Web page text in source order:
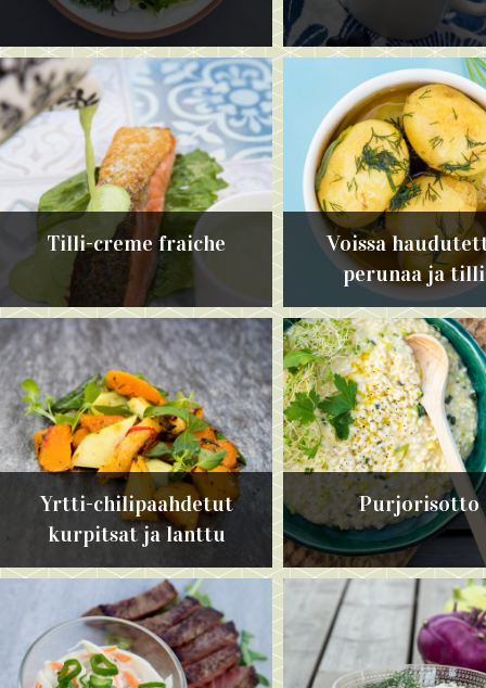
Tilli-creme fraiche
Voissa
perunaa ja
Yrtti-chilipaahdetut
kurpitsat ja lanttu
Purjorisotto